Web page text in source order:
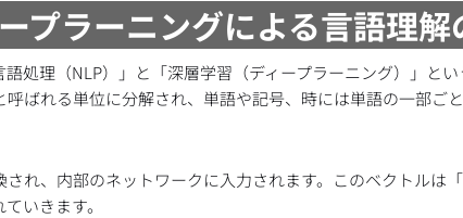
プラーニングによる言語理
処理（NLP）」と「深層学習（ディープラーニング）」とい
ばれる単位に分解され、単語や記号、時には単語の一部ご
れ、内部のネットワークに入力されます。このベクトルは
いきます。